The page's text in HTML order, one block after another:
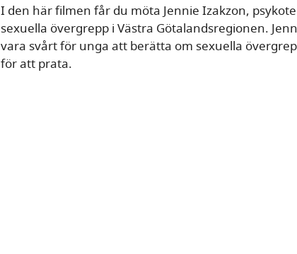
I den här filmen får du möta Jennie Izakzon,
sexuella övergrepp i Västra Götalandsregionen.
vara svårt för unga att berätta om sexuella
för att prata.